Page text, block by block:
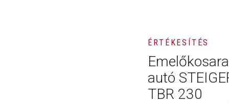
ÉRTÉKESÍTÉS
autó
TBR 230